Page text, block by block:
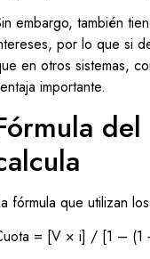
embargo, también
por lo que si
en otros sistemas,
importante.
fórmula que utilizan
= [V × i] / [1 – (1